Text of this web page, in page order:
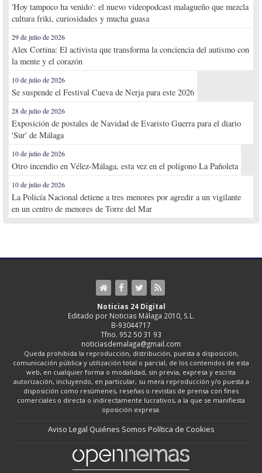
'Hoy tampoco ha venido': el nuevo videopodcast malagueño que mezcla
cultura friki, curiosidades y mucha guasa
29 de julio de 2026
Alex Cortina: El activista que transforma la conciencia del autismo con
la mente y el corazón
10 de julio de 2026
Se suspende el Festival Cueva de Nerja para este 2026
28 de julio de 2026
Exposición de postales de Navidad de Evaristo Guerra para el diario
'Sur' de Málaga
10 de julio de 2026
Otro incendio en Vélez-Málaga, esta vez en el polígono La Pañoleta
10 de julio de 2026
La Policía Nacional detiene a tres menores por agredir a un vigilante
en un centro de menores de Torre del Mar
Noticias 24 Digital
Editado por Noticias Málaga 2010, S.L.
B-93044717
Tfno. 952 50 31 93
noticiasdemalaga@gmail.com
Queda prohibida la reproducción, distribución, puesta a disposición,
comunicación pública y utilización total o parcial, de los contenidos de esta
web, en cualquier forma o modalidad, sin previa, expresa y escrita
autorización, incluyendo, en particular, su mera reproducción y/o puesta a
disposición como resúmenes, reseñas o revistas de prensa con fines
comerciales o directa o indirectamente lucrativos, a la que se manifiesta
oposición expresa.
Aviso Legal Quiénes Somos Política de Cookies